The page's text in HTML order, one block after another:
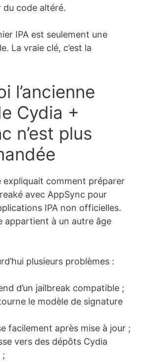
du code altéré.
IPA est seulement une
La vraie clé, c’est la
l’ancienne
Cydia +
n’est plus
expliquait comment préparer
avec AppSync pour
IPA non officielles.
appartient à un autre âge
plusieurs problèmes :
d’un jailbreak compatible ;
le modèle de signature
facilement après mise à jour ;
vers des dépôts Cydia
;